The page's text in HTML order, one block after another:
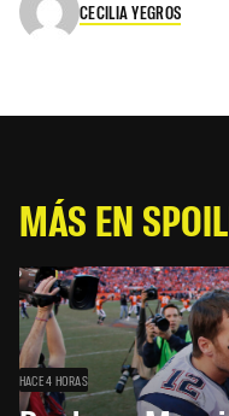
CECILIA YEGROS
MÁS EN
HACE 4 HORAS